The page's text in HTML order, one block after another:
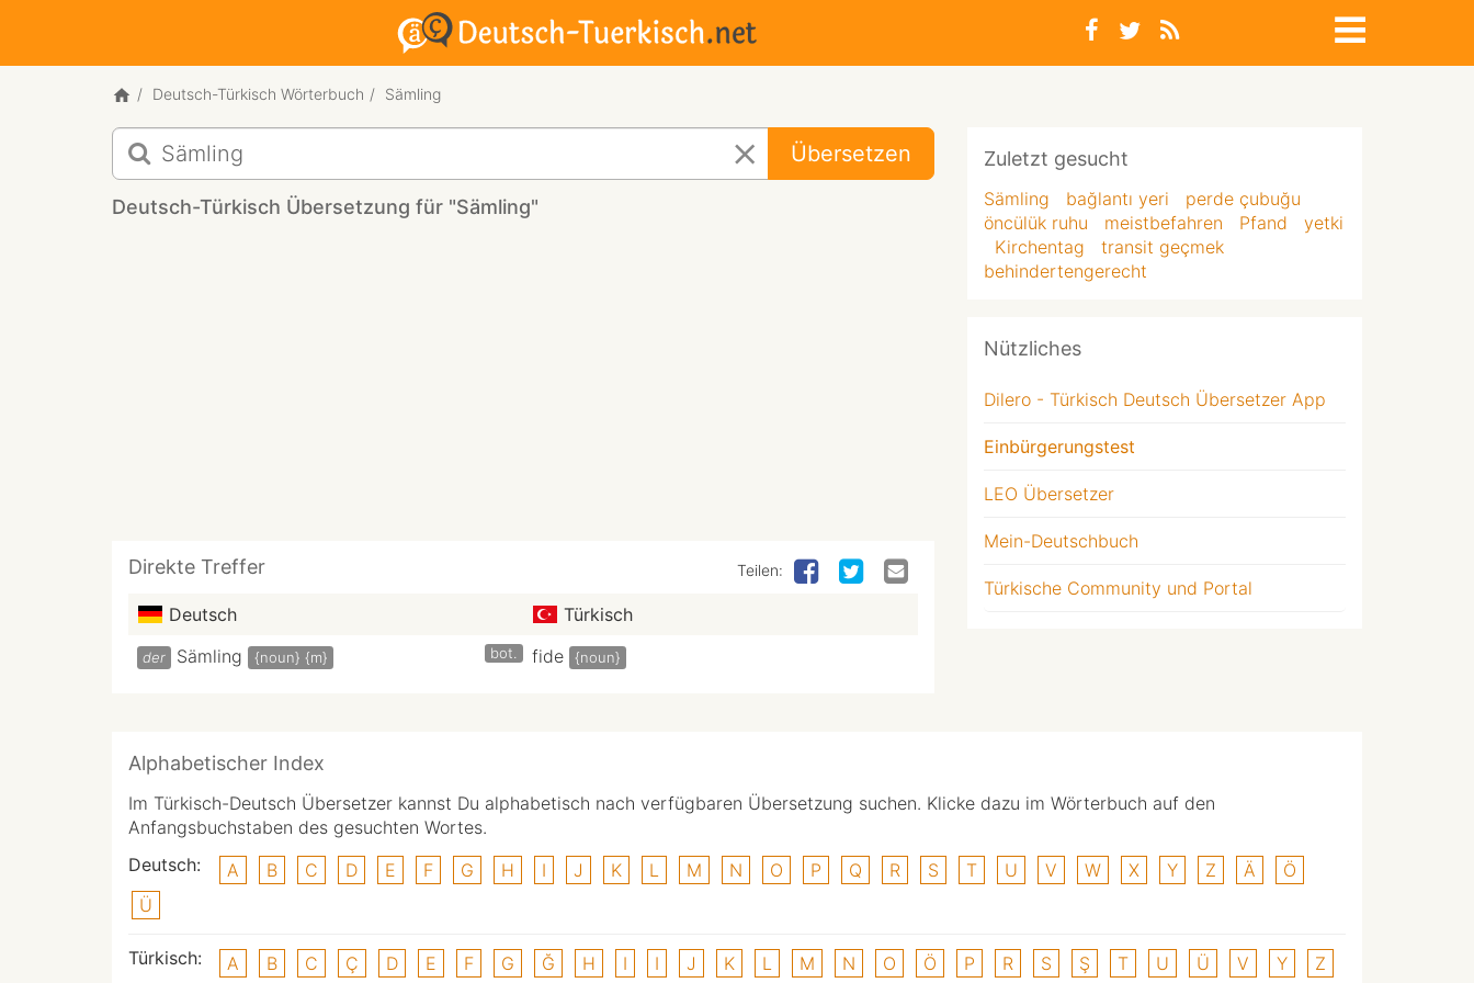
Deutsch-Türkisch Wörterbuch Sämling
Deutsch-
Türkisch
Übersetzung
für
Übersetzen
Deutsch-Türkisch Übersetzung für "Sämling"
Direkte Treffer Teilen:
Deutsch Türkisch
der Sämling {noun} {m} bot. fide {noun}
Zuletzt gesucht
Sämling bağlantı yeri
perde çubuğu
öncülük ruhu
meistbefahren Pfand
yetki
Kirchentag
transit geçmek
behindertengerecht
Nützliches
Dilero - Türkisch Deutsch Übersetzer App
Einbürgerungstest
LEO Übersetzer
Mein-Deutschbuch
Türkische Community und Portal
Alphabetischer Index
Im Türkisch-Deutsch Übersetzer kannst Du alphabetisch nach verfügbaren Übersetzung suchen. Klicke dazu im Wörterbuch auf den
Anfangsbuchstaben des gesuchten Wortes.
Deutsch:
A B C D E F G H I J K L M N O P Q R S T U V W X Y Z Ä
Ö
Ü
Türkisch: A B C Ç D E F G Ğ H I I J K L M N O Ö P R S Ş T U Ü V Y Z